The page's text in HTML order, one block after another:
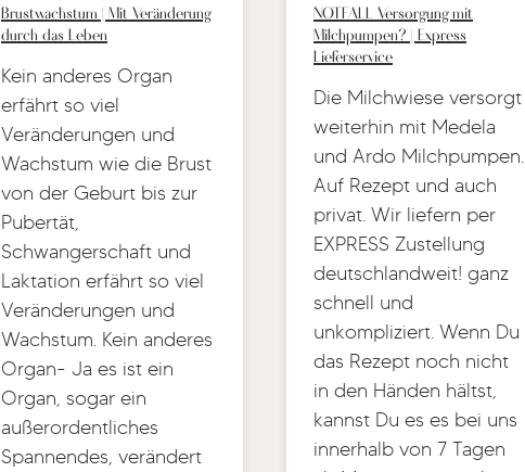
Brustwachstum | Mit Veränderung
durch das Leben
Kein anderes Organ
erfährt so viel
Veränderungen und
Wachstum wie die Brust
von der Geburt bis zur
Pubertät,
Schwangerschaft und
Laktation erfährt so viel
Veränderungen und
Wachstum. Kein anderes
Organ- Ja es ist ein
Organ, sogar ein
außerordentliches
Spannendes, verändert
NOTFALL Versorgung mit
Milchpumpen? | Express
Lieferservice
Die Milchwiese versorgt
weiterhin mit Medela
und Ardo Milchpumpen.
Auf Rezept und auch
privat. Wir liefern per
EXPRESS Zustellung
deutschlandweit! ganz
schnell und
unkompliziert. Wenn Du
das Rezept noch nicht
in den Händen hältst,
kannst Du es es bei uns
innerhalb von 7 Tagen